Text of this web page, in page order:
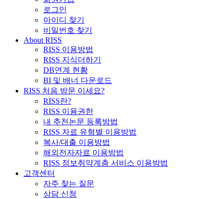
로그인
아이디 찾기
비밀번호 찾기
About RISS
RISS 이용방법
RISS 지식더하기
DB연계 현황
BI 및 배너 다운로드
RISS 처음 방문 이세요?
RISS란?
RISS 이용권한
내 추천논문 등록방법
RISS 자료 유형별 이용방법
복사/대출 이용방법
해외전자자료 이용방법
RISS 정보취약계층 서비스 이용방법
고객센터
자주 찾는 질문
상담 신청